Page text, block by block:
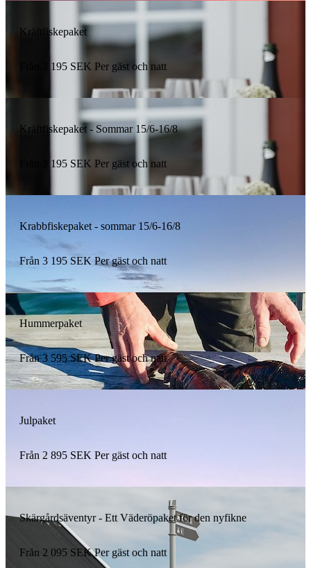
Kräftfiskepaket
3 195 SEK Per gäst och natt
Kräftfiskepaket - Sommar 15/6-16/8
3 195 SEK Per gäst och natt
Krabbfiskepaket - sommar 15/6-16/8
Från 3 195 SEK Per gäst och natt
Hummerpaket
Från 3 595 SEK Per gäst och natt
Julpaket
Från 2 895 SEK Per gäst och natt
Skärgårdsäventyr - Ett Väderöpaket för den nyfikne
Från 2 095 SEK Per gäst och natt